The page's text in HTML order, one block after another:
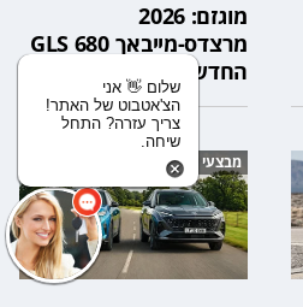
מוגזם: 2026
מרצדס-מייבאך GLS 680
החדש
מבצעי רכב חדש
שלום 👋 אני
הצ'אטבוט של האתר!
צריך עזרה? התחל
שיחה.